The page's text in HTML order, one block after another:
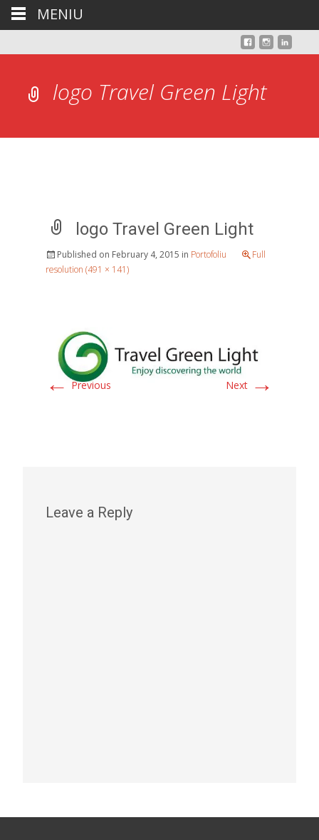
logo Travel Green Light
logo Travel Green Light
Published on February 4, 2015 in Portofoliu
Full
resolution (491 × 141)
← Previous Next →
Leave a Reply
MENIU